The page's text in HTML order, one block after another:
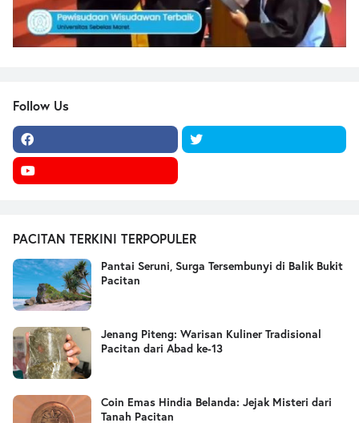
Follow Us
PACITAN TERKINI TERPOPULER
Pantai Seruni, Surga Tersembunyi di Balik Bukit
Pacitan
Jenang Piteng: Warisan Kuliner Tradisional
Pacitan dari Abad ke-13
Coin Emas Hindia Belanda: Jejak Misteri dari
Tanah Pacitan